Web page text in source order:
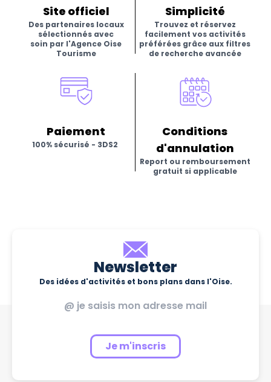
Site officiel
Des partenaires locaux
sélectionnés avec
soin par l'Agence Oise
Tourisme
Simplicité
Trouvez et réservez
facilement vos activités
préférées grâce aux filtres
de recherche avancée
Paiement
100% sécurisé - 3DS2
Conditions
d'annulation
Report ou remboursement
gratuit si applicable
Newsletter
Des idées d'activités et bons plans dans l'Oise.
Je m'inscris